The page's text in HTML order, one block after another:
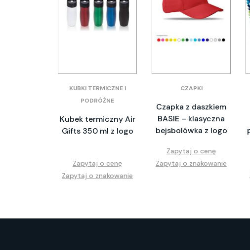
KUBKI TERMICZNE I
PODRÓŻNE
Kubek termiczny Air
Gifts 350 ml z logo
Zapytaj o cenę
Zapytaj o znakowanie
CZAPKI
Czapka z daszkiem
BASIE – klasyczna
bejsbolówka z logo
Zapytaj o cenę
Zapytaj o znakowanie